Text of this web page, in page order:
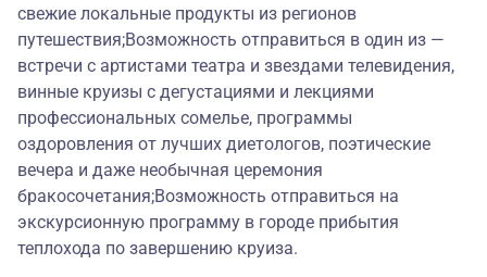
свежие локальные продукты из регионов
путешествия;Возможность отправиться в один из —
встречи с артистами театра и звездами телевидения,
винные круизы с дегустациями и лекциями
профессиональных сомелье, программы
оздоровления от лучших диетологов, поэтические
вечера и даже необычная церемония
бракосочетания;Возможность отправиться на
экскурсионную программу в городе прибытия
теплохода по завершению круиза.